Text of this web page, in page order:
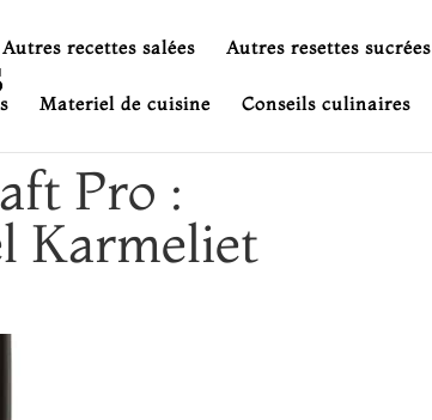
Autres recettes salées Autres resettes sucrées
Materiel de cuisine Conseils culinaires
Pro :
Karmeliet